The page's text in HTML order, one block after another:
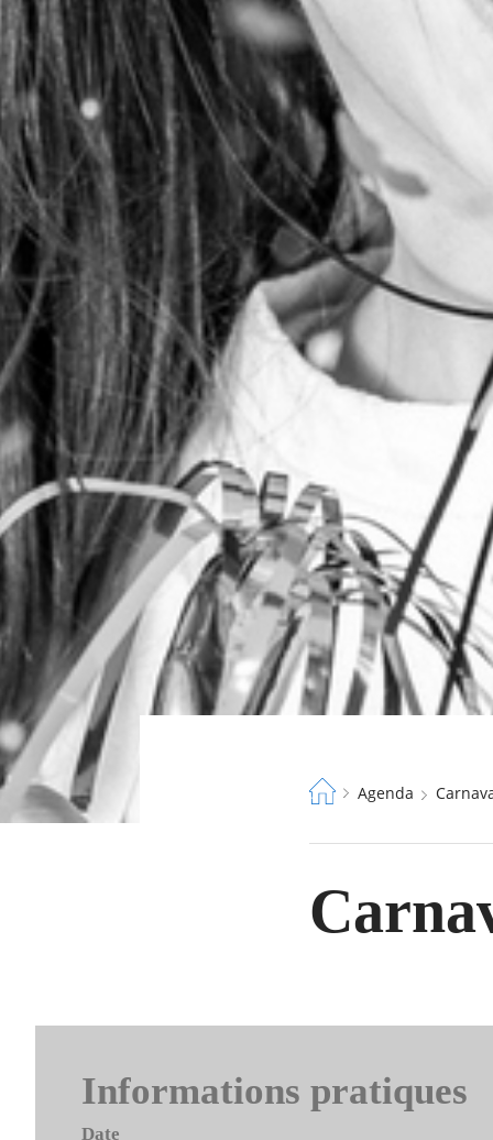
Fil
Agenda
Informations pratiques
Date